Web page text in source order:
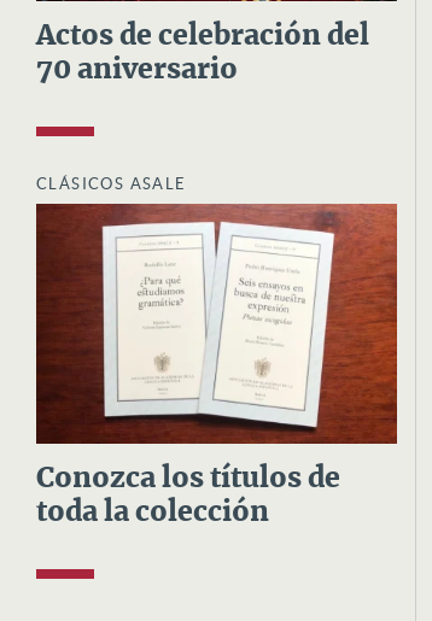
Actos de celebración del
70 aniversario
CLÁSICOS ASALE
Conozca los títulos de
toda la colección